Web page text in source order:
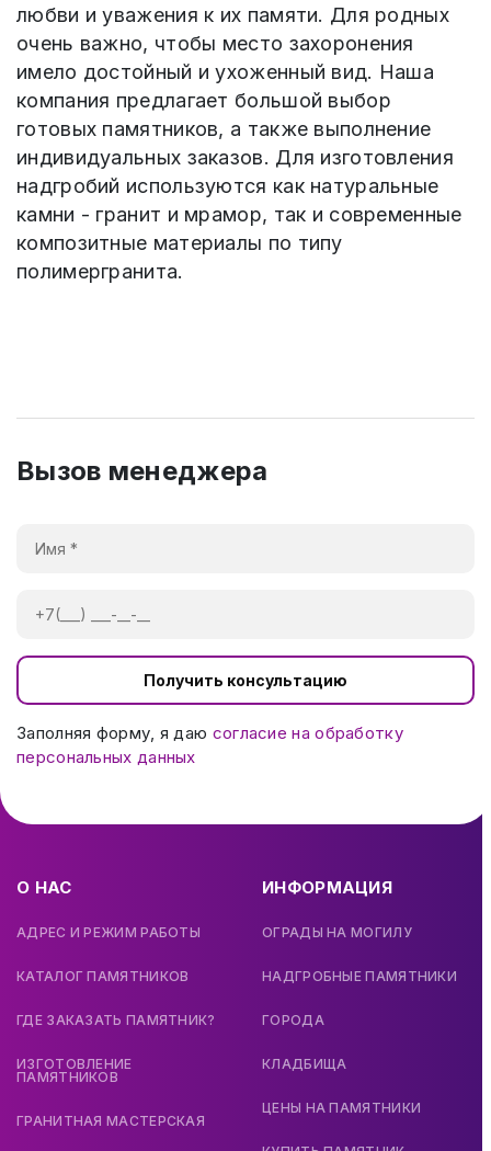
любви и уважения к их памяти. Для родных
очень важно, чтобы место захоронения
имело достойный и ухоженный вид. Наша
компания предлагает большой выбор
готовых памятников, а также выполнение
индивидуальных заказов. Для изготовления
надгробий используются как натуральные
камни - гранит и мрамор, так и современные
композитные материалы по типу
полимергранита.
Вызов менеджера
Получить консультацию
Заполняя форму, я даю согласие на обработку
персональных данных
О НАС
АДРЕС И РЕЖИМ РАБОТЫ
КАТАЛОГ ПАМЯТНИКОВ
ГДЕ ЗАКАЗАТЬ ПАМЯТНИК?
ИЗГОТОВЛЕНИЕ
ПАМЯТНИКОВ
ГРАНИТНАЯ МАСТЕРСКАЯ
ИНФОРМАЦИЯ
ОГРАДЫ НА МОГИЛУ
НАДГРОБНЫЕ ПАМЯТНИКИ
ГОРОДА
КЛАДБИЩА
ЦЕНЫ НА ПАМЯТНИКИ